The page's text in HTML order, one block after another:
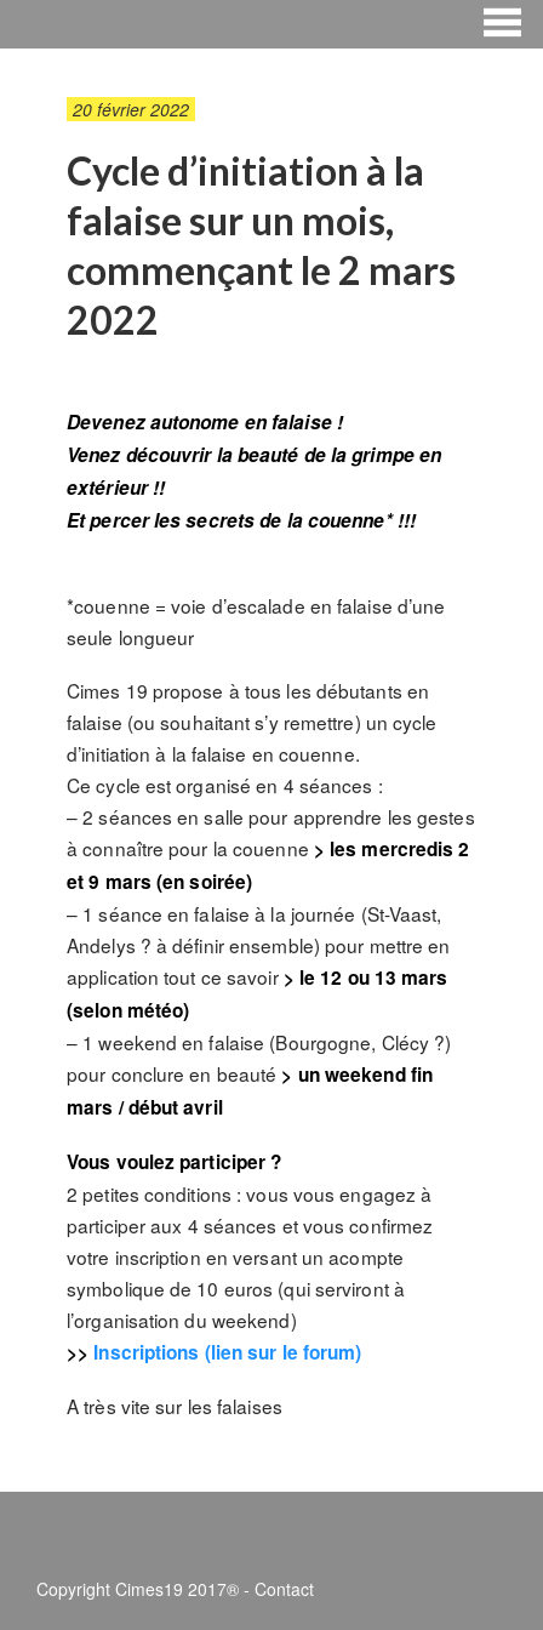
20 février 2022
Cycle d’initiation à la
falaise sur un mois,
commençant le 2 mars
2022
Devenez autonome en falaise !
Venez découvrir la beauté de la grimpe en
extérieur !!
Et percer les secrets de la couenne* !!!
*couenne = voie d’escalade en falaise d’une
seule longueur
Cimes 19 propose à tous les débutants en
falaise (ou souhaitant s’y remettre) un cycle
d’initiation à la falaise en couenne.
Ce cycle est organisé en 4 séances :
– 2 séances en salle pour apprendre les gestes
à connaître pour la couenne > les mercredis 2
et 9 mars (en soirée)
– 1 séance en falaise à la journée (St-Vaast,
Andelys ? à définir ensemble) pour mettre en
application tout ce savoir > le 12 ou 13 mars
(selon météo)
– 1 weekend en falaise (Bourgogne, Clécy ?)
pour conclure en beauté > un weekend fin
mars / début avril
Vous voulez participer ?
2 petites conditions : vous vous engagez à
participer aux 4 séances et vous confirmez
votre inscription en versant un acompte
symbolique de 10 euros (qui serviront à
l’organisation du weekend)
>> Inscriptions (lien sur le forum)
A très vite sur les falaises
Copyright Cimes19 2017® - Contact